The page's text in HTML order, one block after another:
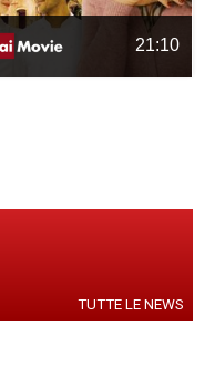
21:10
TUTTE LE NEWS